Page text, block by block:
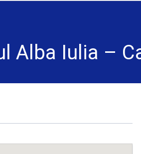
Alba Iulia –